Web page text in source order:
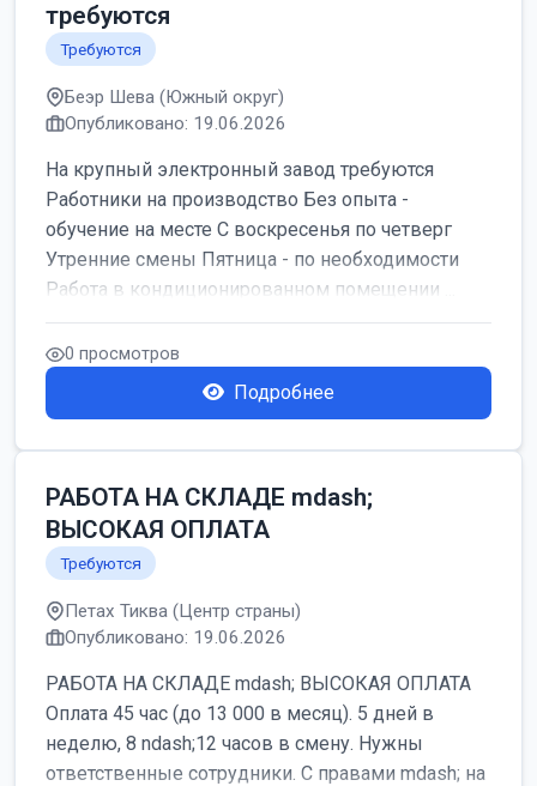
требуются
Требуются
Беэр Шева (Южный округ)
Опубликовано: 19.06.2026
На крупный электронный завод требуются
Работники на производство Без опыта -
обучение на месте С воскресенья по четверг
Утренние смены Пятница - по необходимости
Работа в кондиционированном помещении ...
0 просмотров
Подробнее
РАБОТА НА СКЛАДЕ mdash;
ВЫСОКАЯ ОПЛАТА
Требуются
Петах Тиква (Центр страны)
Опубликовано: 19.06.2026
РАБОТА НА СКЛАДЕ mdash; ВЫСОКАЯ ОПЛАТА
Оплата 45 час (до 13 000 в месяц). 5 дней в
неделю, 8 ndash;12 часов в смену. Нужны
ответственные сотрудники. С правами mdash; на